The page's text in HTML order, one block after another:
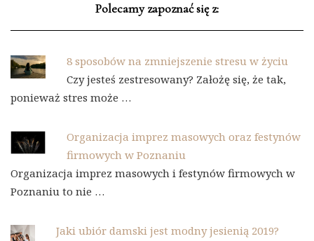
Polecamy zapoznać się z:
8 sposobów na zmniejszenie stresu w życiu
Czy jesteś zestresowany? Założę się, że tak,
ponieważ stres może …
Organizacja imprez masowych oraz festynów
firmowych w Poznaniu
Organizacja imprez masowych i festynów firmowych w
Poznaniu to nie …
Jaki ubiór damski jest modny jesienią 2019?